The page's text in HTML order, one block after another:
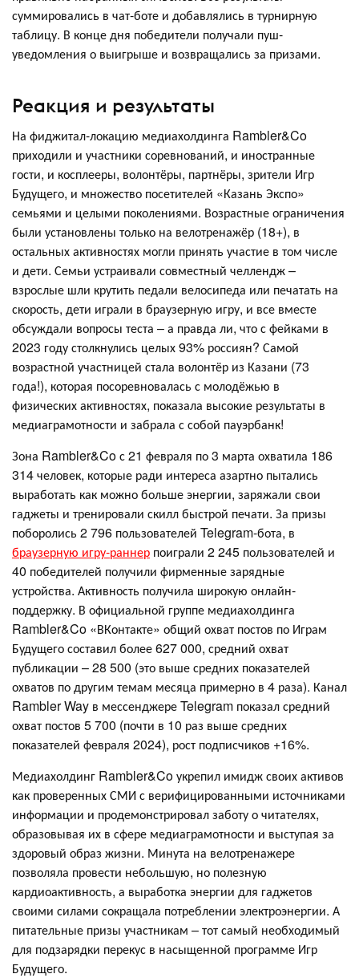
суммировались в чат-боте и добавлялись в турнирную
таблицу. В конце дня победители получали пуш-
уведомления о выигрыше и возвращались за призами.
Реакция и результаты
На фиджитал-локацию медиахолдинга Rambler&Co
приходили и участники соревнований, и иностранные
гости, и косплееры, волонтёры, партнёры, зрители Игр
Будущего, и множество посетителей «Казань Экспо»
семьями и целыми поколениями. Возрастные ограничения
были установлены только на велотренажёр (18+), в
остальных активностях могли принять участие в том числе
и дети. Семьи устраивали совместный челлендж –
взрослые шли крутить педали велосипеда или печатать на
скорость, дети играли в браузерную игру, и все вместе
обсуждали вопросы теста – а правда ли, что с фейками в
2023 году столкнулись целых 93% россиян? Самой
возрастной участницей стала волонтёр из Казани (73
года!), которая посоревновалась с молодёжью в
физических активностях, показала высокие результаты в
медиаграмотности и забрала с собой пауэрбанк!
Зона Rambler&Co с 21 февраля по 3 марта охватила 186
314 человек, которые ради интереса азартно пытались
выработать как можно больше энергии, заряжали свои
гаджеты и тренировали скилл быстрой печати. За призы
поборолись 2 796 пользователей Telegram-бота, в
браузерную игру-раннер поиграли 2 245 пользователей и
40 победителей получили фирменные зарядные
устройства. Активность получила широкую онлайн-
поддержку. В официальной группе медиахолдинга
Rambler&Co «ВКонтакте» общий охват постов по Играм
Будущего составил более 627 000, средний охват
публикации – 28 500 (это выше средних показателей
охватов по другим темам месяца примерно в 4 раза). Канал
Rambler Way в мессенджере Telegram показал средний
охват постов 5 700 (почти в 10 раз выше средних
показателей февраля 2024), рост подписчиков +16%.
Медиахолдинг Rambler&Co укрепил имидж своих активов
как проверенных СМИ с верифицированными источниками
информации и продемонстрировал заботу о читателях,
образовывая их в сфере медиаграмотности и выступая за
здоровый образ жизни. Минута на велотренажере
позволяла провести небольшую, но полезную
кардиоактивность, а выработка энергии для гаджетов
своими силами сокращала потреблении электроэнергии. А
питательные призы участникам – тот самый необходимый
для подзарядки перекус в насыщенной программе Игр
Будущего.